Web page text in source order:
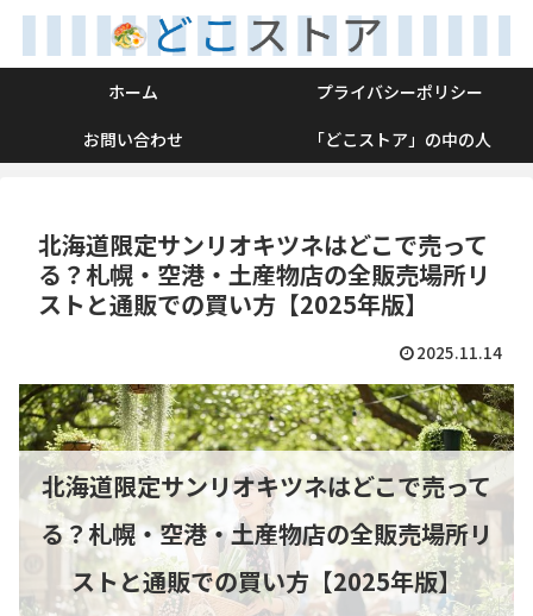
ホーム
プライバシーポリシー
お問い合わせ
「どこストア」の中の人
北海道限定サンリオキツネはどこで売って
る？札幌・空港・土産物店の全販売場所リ
ストと通販での買い方【2025年版】
2025.11.14
北海道限定サンリオキツネはどこで売って
る？札幌・空港・土産物店の全販売場所リ
ストと通販での買い方【2025年版】